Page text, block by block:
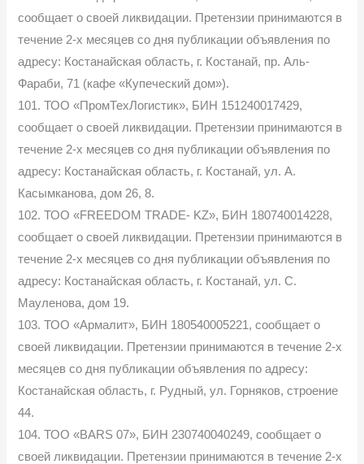
сообщает о своей ликвидации. Претензии принимаются в
течение 2-х месяцев со дня публикации объявления по
адресу: Костанайская область, г. Костанай, пр. Аль-
Фараби, 71 (кафе «Купеческий дом»).
101. ТОО «ПромТехЛогистик», БИН 151240017429,
сообщает о своей ликвидации. Претензии принимаются в
течение 2-х месяцев со дня публикации объявления по
адресу: Костанайская область, г. Костанай, ул. А.
Касымканова, дом 26, 8.
102. ТОО «FREEDOM TRADE- KZ», БИН 180740014228,
сообщает о своей ликвидации. Претензии принимаются в
течение 2-х месяцев со дня публикации объявления по
адресу: Костанайская область, г. Костанай, ул. С.
Мауленова, дом 19.
103. ТОО «Армалит», БИН 180540005221, сообщает о
своей ликвидации. Претензии принимаются в течение 2-х
месяцев со дня публикации объявления по адресу:
Костанайская область, г. Рудный, ул. Горняков, строение
44.
104. ТОО «BARS 07», БИН 230740040249, сообщает о
своей ликвидации. Претензии принимаются в течение 2-х